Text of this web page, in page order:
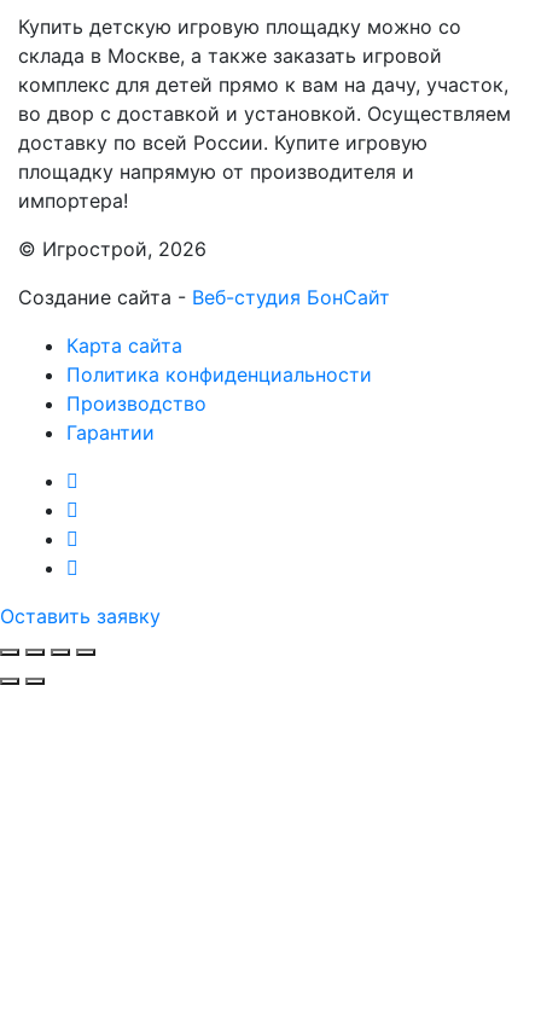
Купить детскую игровую площадку можно со
склада в Москве, а также заказать игровой
комплекс для детей прямо к вам на дачу, участок,
во двор с доставкой и установкой. Осуществляем
доставку по всей России. Купите игровую
площадку напрямую от производителя и
импортера!
© Игрострой, 2026
Создание сайта - Веб-студия БонСайт
Карта сайта
Политика конфиденциальности
Производство
Гарантии
Оставить заявку